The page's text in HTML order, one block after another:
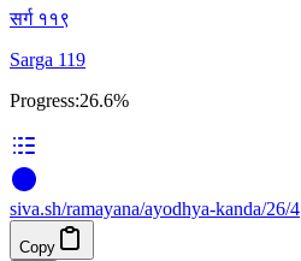
सर्ग ११९
Sarga 119
Progress:26.6%
siva.sh/ramayana/ayodhya-kanda/26/4
Copy